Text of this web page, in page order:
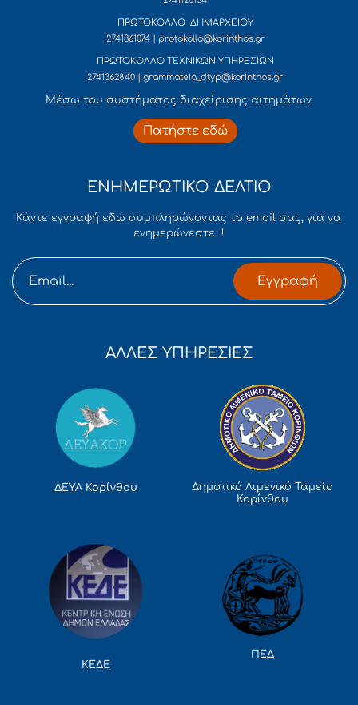
ΠΡΩΤΟΚΟΛΛΟ ΔΗΜΑΡΧΕΙΟΥ
2741361074 | protokollo@korinthos.gr
ΠΡΩΤΟΚΟΛΛΟ ΤΕΧΝΙΚΩΝ ΥΠΗΡΕΣΙΩΝ
2741362840 | grammateia_dtyp@korinthos.gr
Mέσω του συστήματος διαχείρισης αιτημάτων
Πατήστε εδώ
ΕΝΗΜΕΡΩΤΙΚΟ ΔΕΛΤΙΟ
Κάντε εγγραφή εδώ συμπληρώνοντας το email σας, για να
ενημερώνεστε !
Εγγραφή
ΑΛΛΕΣ ΥΠΗΡΕΣΙΕΣ
ΔΕΥΑ Κορίνθου
Δημοτικό Λιμενικό Ταμείο
Κορίνθου
ΚΕΔΕ
ΠΕΔ